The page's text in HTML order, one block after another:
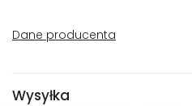
Dane producenta
Wysyłka